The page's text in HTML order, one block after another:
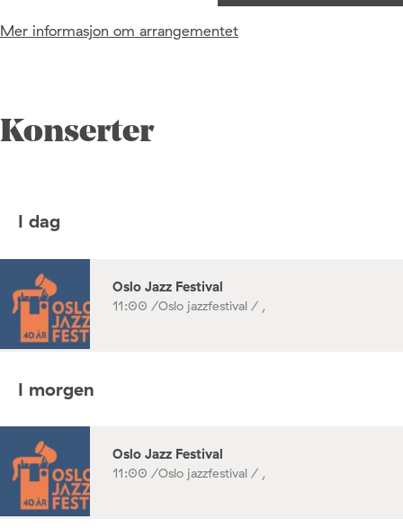
Mer informasjon om arrangementet
Konserter
I dag
Oslo Jazz Festival
11:00 /Oslo jazzfestival / ,
I morgen
Oslo Jazz Festival
11:00 /Oslo jazzfestival / ,